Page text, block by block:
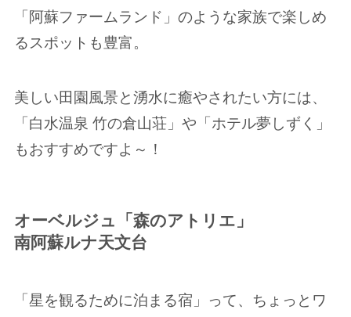
「阿蘇ファームランド」のような家族で楽しめ
るスポットも豊富。
美しい田園風景と湧水に癒やされたい方には、
「白水温泉 竹の倉山荘」や「ホテル夢しずく」
もおすすめですよ～！
オーベルジュ「森のアトリエ」
南阿蘇ルナ天文台
「星を観るために泊まる宿」って、ちょっとワ